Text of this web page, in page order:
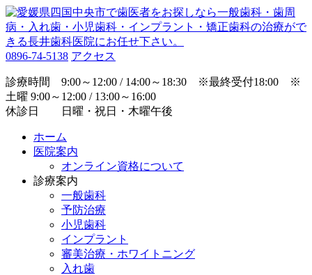
0896-74-5138 アクセス
診療時間 9:00～12:00 / 14:00～18:30 ※最終受付18:00 ※
土曜 9:00～12:00 / 13:00～16:00
休診日 日曜・祝日・木曜午後
ホーム
医院案内
オンライン資格について
診療案内
一般歯科
予防治療
小児歯科
インプラント
審美治療・ホワイトニング
入れ歯